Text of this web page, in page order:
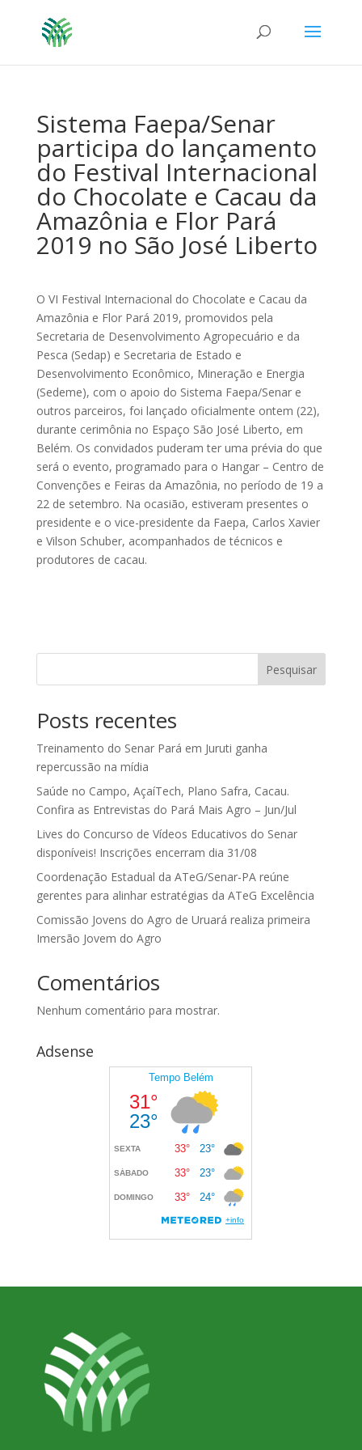
Sistema Faepa/Senar
participa do lançamento
do Festival Internacional
do Chocolate e Cacau da
Amazônia e Flor Pará
2019 no São José Liberto
O VI Festival Internacional do Chocolate e Cacau da
Amazônia e Flor Pará 2019, promovidos pela
Secretaria de Desenvolvimento Agropecuário e da
Pesca (Sedap) e Secretaria de Estado e
Desenvolvimento Econômico, Mineração e Energia
(Sedeme), com o apoio do Sistema Faepa/Senar e
outros parceiros, foi lançado oficialmente ontem (22),
durante cerimônia no Espaço São José Liberto, em
Belém. Os convidados puderam ter uma prévia do que
será o evento, programado para o Hangar – Centro de
Convenções e Feiras da Amazônia, no período de 19 a
22 de setembro. Na ocasião, estiveram presentes o
presidente e o vice-presidente da Faepa, Carlos Xavier
e Vilson Schuber, acompanhados de técnicos e
produtores de cacau.
Pesquisar
Posts recentes
Treinamento do Senar Pará em Juruti ganha
repercussão na mídia
Saúde no Campo, AçaíTech, Plano Safra, Cacau.
Confira as Entrevistas do Pará Mais Agro – Jun/Jul
Lives do Concurso de Vídeos Educativos do Senar
disponíveis! Inscrições encerram dia 31/08
Coordenação Estadual da ATeG/Senar-PA reúne
gerentes para alinhar estratégias da ATeG Excelência
Comissão Jovens do Agro de Uruará realiza primeira
Imersão Jovem do Agro
Comentários
Nenhum comentário para mostrar.
Adsense